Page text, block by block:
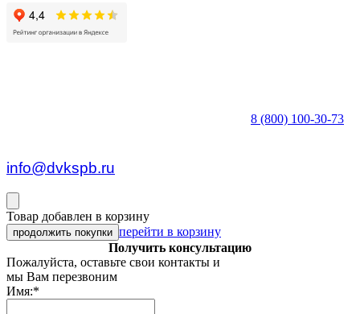
8 (800) 100-30-73
info@dvkspb.ru
Товар добавлен в корзину
продолжить покупки перейти в корзину
Получить консультацию
Пожалуйста, оставьте свои контакты и
мы Вам перезвоним
Имя:*